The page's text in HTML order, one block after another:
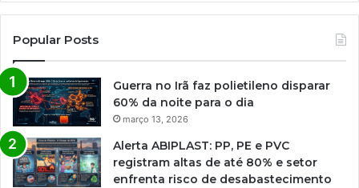
Popular Posts
Guerra no Irã faz polietileno disparar
60% da noite para o dia
março 13, 2026
Alerta ABIPLAST: PP, PE e PVC
registram altas de até 80% e setor
enfrenta risco de desabastecimento